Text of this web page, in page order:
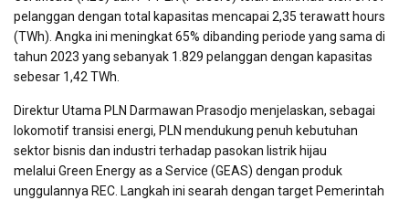
pelanggan dengan total kapasitas mencapai 2,35 terawatt hours
(TWh). Angka ini meningkat 65% dibanding periode yang sama di
tahun 2023 yang sebanyak 1.829 pelanggan dengan kapasitas
sebesar 1,42 TWh.
Direktur Utama PLN Darmawan Prasodjo menjelaskan, sebagai
lokomotif transisi energi, PLN mendukung penuh kebutuhan
sektor bisnis dan industri terhadap pasokan listrik hijau
melalui Green Energy as a Service (GEAS) dengan produk
unggulannya REC. Langkah ini searah dengan target Pemerintah